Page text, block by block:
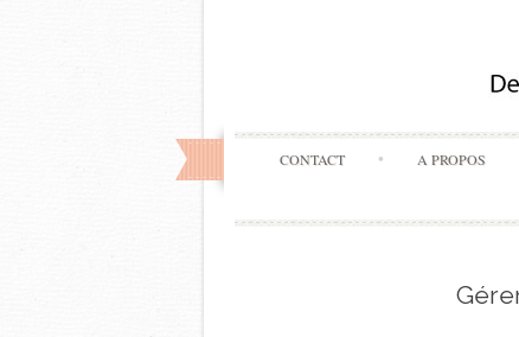
CONTACT A PROPOS